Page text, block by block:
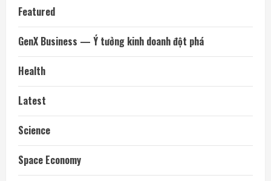
Featured
GenX Business — Ý tưởng kinh doanh đột phá
Health
Latest
Science
Space Economy